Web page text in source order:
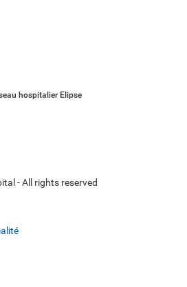
hospitalier Elipse
- All rights reserved